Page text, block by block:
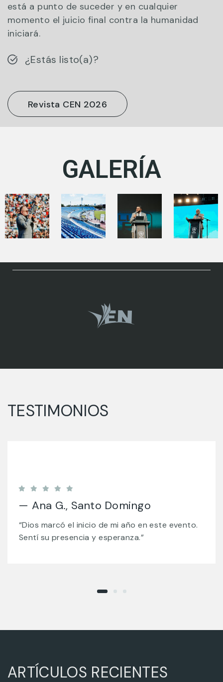
está a punto de suceder y en cualquier
momento el juicio final contra la humanidad
iniciará.
¿Estás listo(a)?
Revista CEN 2026
GALERÍA
TESTIMONIOS
— Luis R., Santiago
“Ver a miles orando por la nación me impactó
profundamente. ¡Volveré!”
ARTÍCULOS RECIENTES